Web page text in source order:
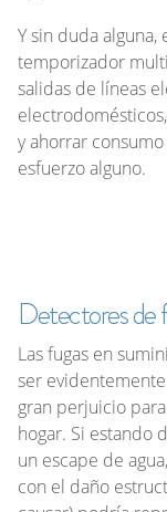
Y sin duda
temporizador
salidas de líneas
y ahorrar
esfuerzo alguno.
Detectores de
Las fugas en
ser
gran perjuicio
hogar. Si estando
un escape de
con el daño